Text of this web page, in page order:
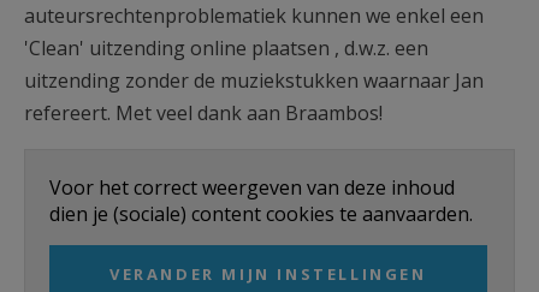
auteursrechtenproblematiek kunnen we enkel een
'Clean' uitzending online plaatsen , d.w.z. een
uitzending zonder de muziekstukken waarnaar Jan
refereert. Met veel dank aan Braambos!
Voor het correct weergeven van deze inhoud
dien je (sociale) content cookies te aanvaarden.
VERANDER MIJN INSTELLINGEN